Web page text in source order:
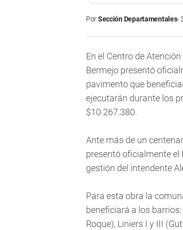
PorSección Departamentales
En el Centro de
Bermejo presentó
pavimento que
ejecutarán durante los
$10.267.380.
Ante más de un
presentó oficialmente el
gestión del intendente
Para esta obra la
beneficiará a los
Roque), Liniers I y III